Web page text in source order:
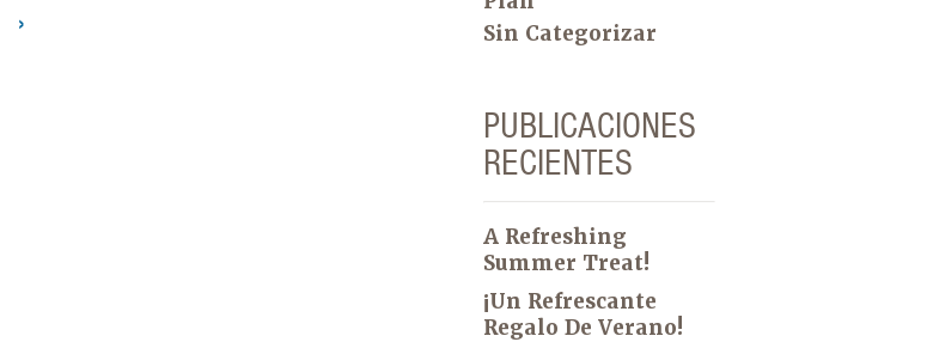
›
Sin Categorizar
PUBLICACIONES
RECIENTES
A Refreshing
Summer Treat!
¡Un Refrescante
Regalo De Verano!